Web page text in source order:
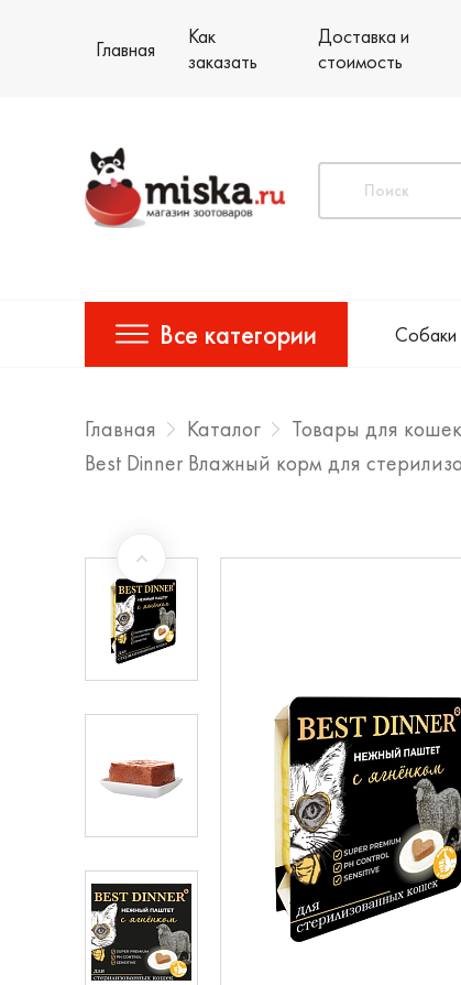
Главная
Как
заказать
Доставка и
стоимость
Все категории Собаки
Главная Каталог Товары для кошек
Best Dinner Влажный корм для